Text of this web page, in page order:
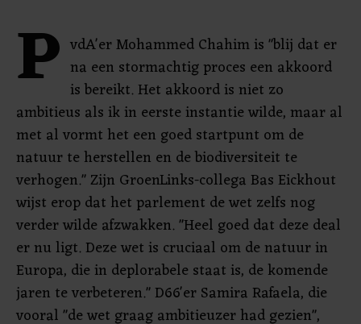
P vdA'er Mohammed Chahim is "blij dat er
na een stormachtig proces een akkoord
is bereikt. Het akkoord is niet zo
ambitieus als ik in eerste instantie wilde, maar al
met al vormt het een goed startpunt om de
natuur te herstellen en de biodiversiteit te
verhogen." Zijn GroenLinks-collega Bas Eickhout
wijst erop dat het parlement de wet zelfs nog
verder wilde afzwakken. "Heel goed dat deze deal
er nu ligt. Deze wet is cruciaal om de natuur in
Europa, die in deplorabele staat is, de komende
jaren te verbeteren." D66'er Samira Rafaela, die
vooral "de wet graag ambitieuzer had gezien",